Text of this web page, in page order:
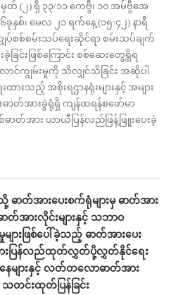
တ် (၂) ရှိ ၃၃/၁၁ ကေဗွီ၊ ၁၀ အမ်ဗွီအေ
စ်၊ မေလ ၂၁ ရက်နေ့ (၁၅:၄၂) နာရီ
ပ်စစ်စမ်းသပ်ရေးဆိုင်ရာ စမ်းသပ်ချက်
ခြင်းဖြစ်ကြောင်း စစ်ဆေးတွေ့ရှိရ
ောင်ကျွမ်းမှုကို သိလျှင်သိခြင်း အဆိုပါ
ထားသည့် အစိုးရဌာနရုံးများနှင့် အများ
ာတ်အားခွဲရုံရှိ ကျန်ထရန်စဖော်မာ
ဓာတ်အား ယာယီပြန်လည်ဖြန့်ဖြူးပေးခဲ့
ာတ်အားပေးစက်ရုံများမှ ဓာတ်အား
အားလိုင်းများနှင့် သဘာဝ
ားဖြစ်ပေါ်ခဲ့သည့် ဓာတ်အားပေး
အားပြန်လည်ထုတ်လွှတ်ပို့လွှတ်နိုင်ရေး
ေများနှင့် လတ်တလောဓာတ်အား
သတင်းထုတ်ပြန်ခြင်း